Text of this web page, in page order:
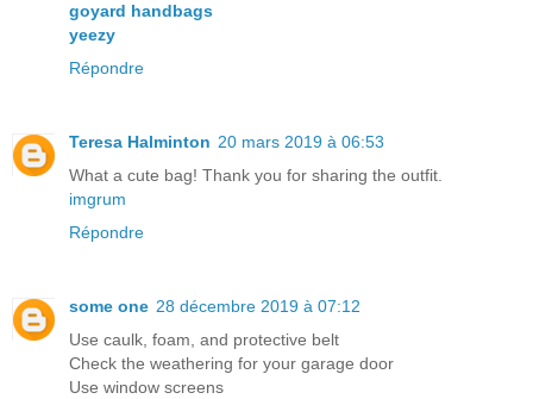
goyard handbags
yeezy
Répondre
Teresa Halminton 20 mars 2019 à 06:53
What a cute bag! Thank you for sharing the outfit.
imgrum
Répondre
some one 28 décembre 2019 à 07:12
Use caulk, foam, and protective belt
Check the weathering for your garage door
Use window screens